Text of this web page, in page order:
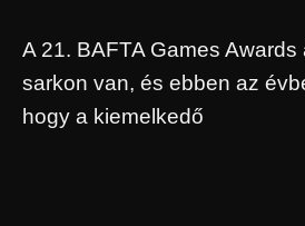
A 21. BAFTA Games Awards
sarkon van, és ebben az
hogy a kiemelkedő